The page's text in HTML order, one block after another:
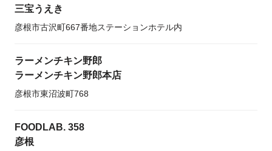
三宝うえき
彦根市古沢町667番地ステーションホテル内
ラーメンチキン野郎
ラーメンチキン野郎本店
彦根市東沼波町768
FOODLAB. 358
彦根